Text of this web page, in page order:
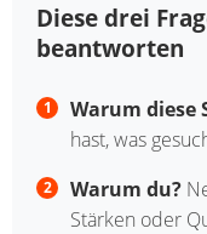
Diese drei
beantworten
Warum diese
hast, was
Warum du?
Stärken oder